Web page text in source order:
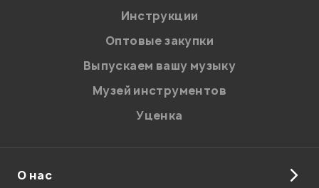
на обработку персональных данных в
Политикой в отношении обработки
персональных данных.
Введите проверочное число:
Отправить
Инструкции
Оптовые закупки
Выпускаем вашу музыку
Музей инструментов
Уценка
О нас